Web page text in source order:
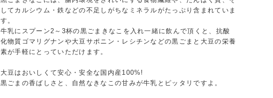
してカルシウム・鉄などの不足しがちなミネラルがたっぷり含まれていま
す。
牛乳にスプーン2～3杯の黒ごまきなこを入れ一緒に飲んで頂くと、抗酸
化物質ゴマリグナンや大豆サポニン・レシチンなどの黒ごまと大豆の栄養
素が手軽にとっていただけます。
大豆はおいしくて安心・安全な国内産100%!
黒ごまの香ばしさと、自然なきなこの甘みが牛乳とピッタリですよ。